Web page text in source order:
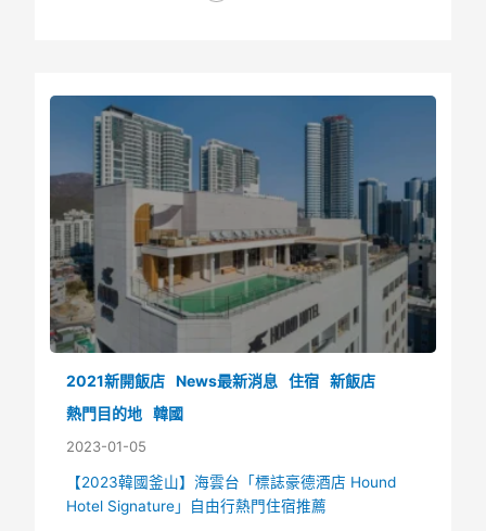
2021新開飯店 News最新消息 住宿 新飯店
熱門目的地 韓國
2023-01-05
【2023韓國釜山】海雲台「標誌豪德酒店 Hound
Hotel Signature」自由行熱門住宿推薦